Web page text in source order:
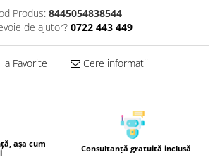
Produs: 8445054838544
de ajutor? 0722 443 449
Favorite Cere informatii
așa cum
Consultanță gratuită inclusă